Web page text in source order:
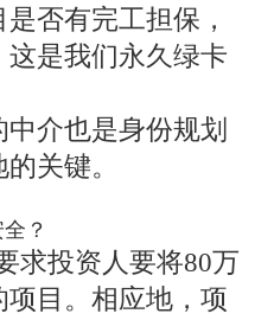
否有完工担保，
是我们永久绿卡
介也是身份规划
关键。
？
求投资人要将80万
目。相应地，项